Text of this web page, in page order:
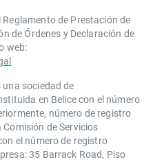
de Prestación de
de Órdenes y Declaración de
web:
sociedad de
en Belice con el número
número de registro
de Servicios
el número de registro
35 Barrack Road, Piso